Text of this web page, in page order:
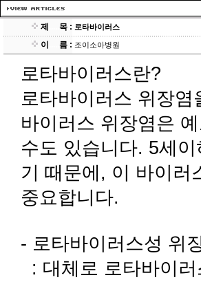
제 목 : 로타바이러스
이 름 : 조이소아병원
로타바이러스란?
로타바이러스 위장
바이러스 위장염은
수도 있습니다. 5세
기 때문에, 이 바이러
중요합니다.
- 로타바이러스성 위
: 대체로 로타바이